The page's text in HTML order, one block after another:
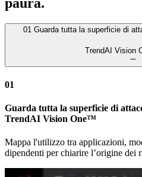
paura.
01 Guarda tutta la superficie di
TrendAI Vision
01
Guarda tutta la superficie di
TrendAI Vision One™
Mappa l'utilizzo tra applicazioni,
dipendenti per chiarire l’origine dei